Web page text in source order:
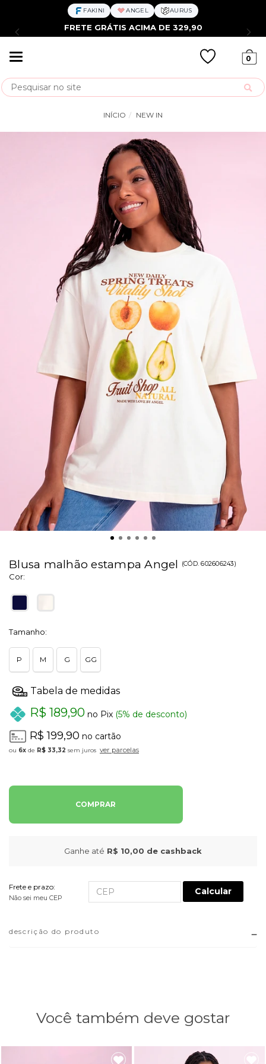
FAKINI ANGEL AURUS
FRETE GRÁTIS ACIMA DE 329,90
0
Busca
INÍCIO NEW IN
Blusa malhão estampa Angel (CÓD.602606243)
Cor:
Tamanho:
P M G GG
R$ 189,90 no Pix (5% de desconto)
R$ 199,90 no cartão
6x de R$ 33,32 sem juros ver parcelas
COMPRAR
Ganhe até R$ 10,00 de cashback
Frete e prazo:
Não sei meu CEP
Calcular
descrição do produto
Você também deve gostar